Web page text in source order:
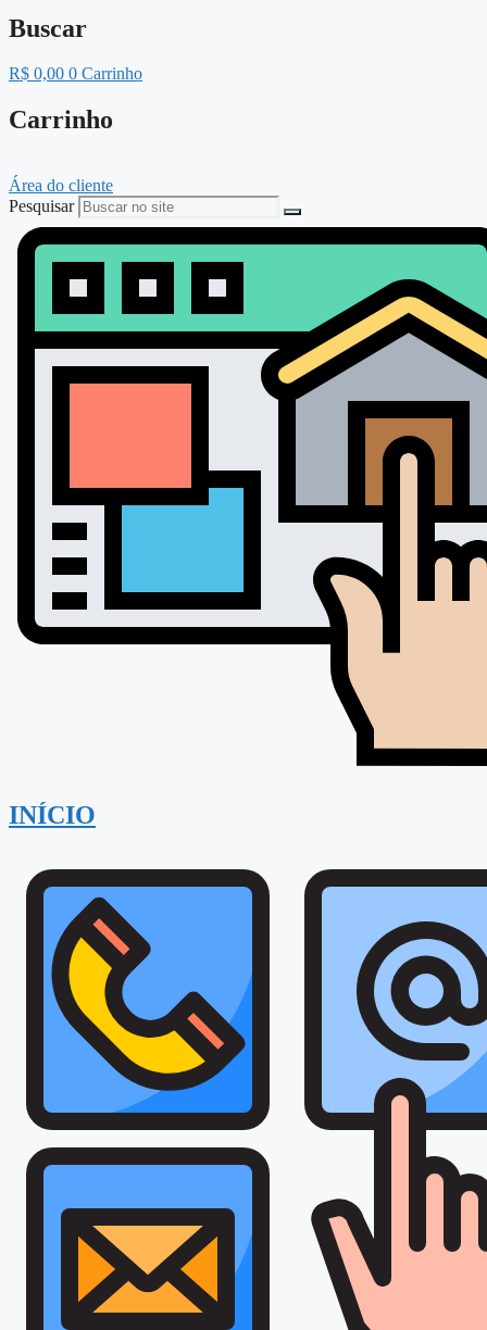
Buscar
R$ 0,00 0 Carrinho
Carrinho
Área do cliente
Pesquisar
INÍCIO